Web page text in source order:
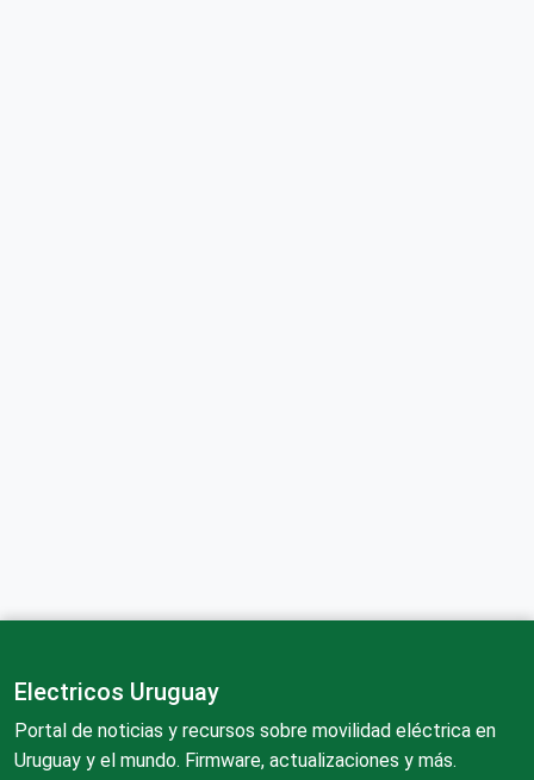
Electricos Uruguay
Portal de noticias y recursos sobre movilidad eléctrica en
Uruguay y el mundo. Firmware, actualizaciones y más.